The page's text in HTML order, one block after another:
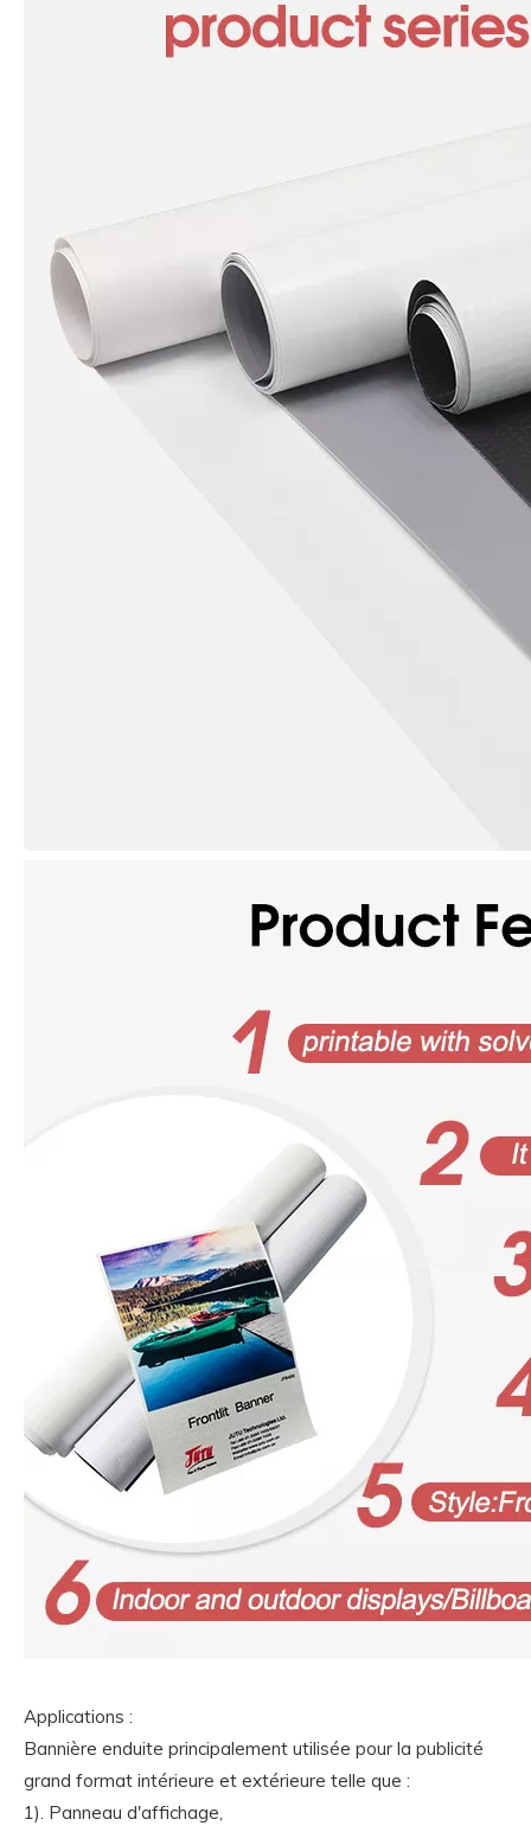
Applications :
Bannière enduite principalement utilisée pour la publicité
grand format intérieure et extérieure telle que :
1). Panneau d'affichage,